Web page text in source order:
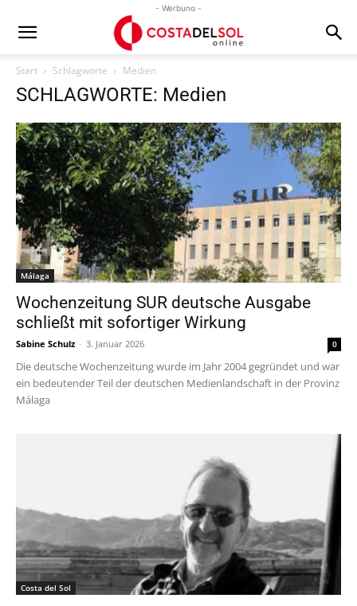
- Werbung -
Start Schlagworte Medien
SCHLAGWORTE: Medien
Málaga
Wochenzeitung SUR deutsche Ausgabe
schließt mit sofortiger Wirkung
Sabine Schulz - 3. Januar 2026 0
Die deutsche Wochenzeitung wurde im Jahr 2004 gegründet und war
ein bedeutender Teil der deutschen Medienlandschaft in der Provinz
Málaga
Costa del Sol